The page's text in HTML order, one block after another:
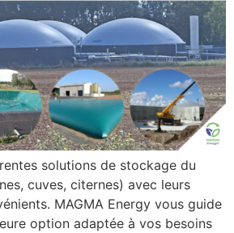
solutions de stockage du
cuves, citernes) avec leurs
MAGMA Energy vous guide
option adaptée à vos besoins